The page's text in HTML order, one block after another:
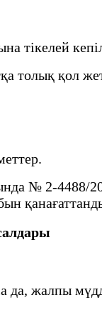
толық қол
№ 2-4488/
да, жалпы